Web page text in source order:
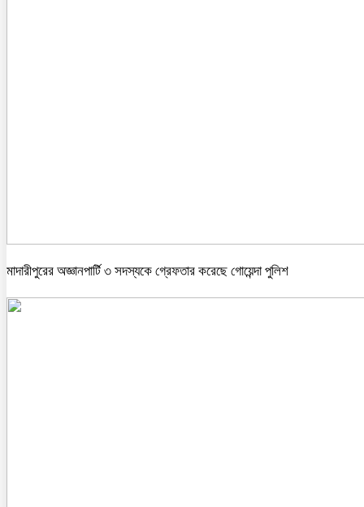
মাদারীপুরের অজ্ঞানপার্টি ৩ সদস্যকে গ্রেফতার করেছে গোয়েন্দা পুলিশ